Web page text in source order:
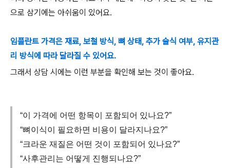
으로 삼기에는 아쉬움이 있어요.
임플란트 가격은 재료, 보철 방식, 뼈 상태, 추가 술식 여부, 유지관
리 방식에 따라 달라질 수 있어요.
그래서 상담 시에는 이런 부분을 확인해 보는 것이 좋아요.
“이 가격에 어떤 항목이 포함되어 있나요?”
“뼈이식이 필요하면 비용이 달라지나요?”
“크라운 재질은 어떤 것이 포함되어 있나요?”
“사후관리는 어떻게 진행되나요?”